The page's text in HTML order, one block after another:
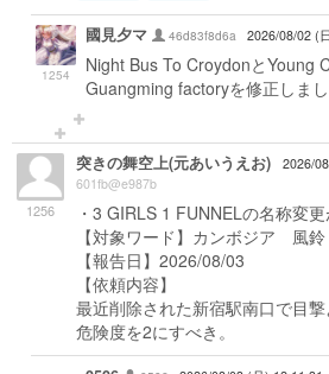
1254
國見夕マ 46d83f8d6a 2026/08/02 (
Night Bus To CroydonとYoung
Guangming factoryを修正しまし
1256
突きの舞空上(元あいうえお) 2026/
601fb@e987b
・3 GIRLS 1 FUNNELの名称変更
【対象ワード】カンボジア 風
【報告日】2026/08/03
【依頼内容】
最近削除された新宿駅南口で目
危険度を2にすべき。